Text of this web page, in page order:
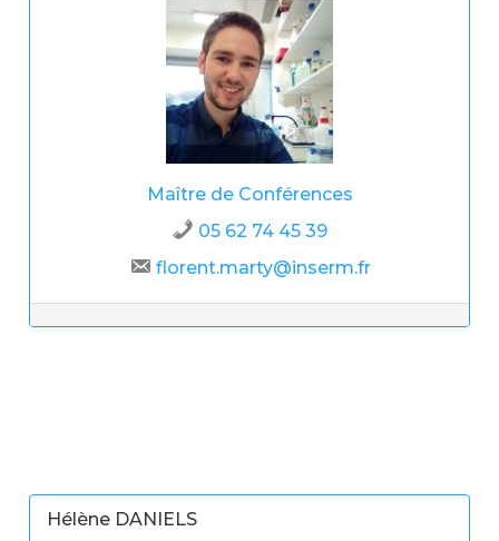
Maître de Conférences
05 62 74 45 39
florent.marty@inserm.fr
Hélène DANIELS